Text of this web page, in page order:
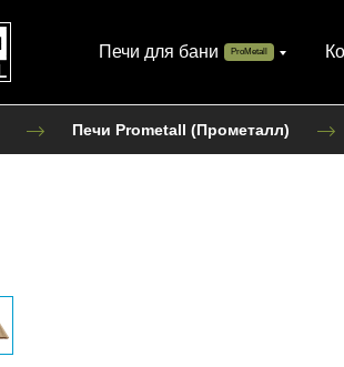
Печи для бани ProMetall
Печи Prometall (Прометалл)